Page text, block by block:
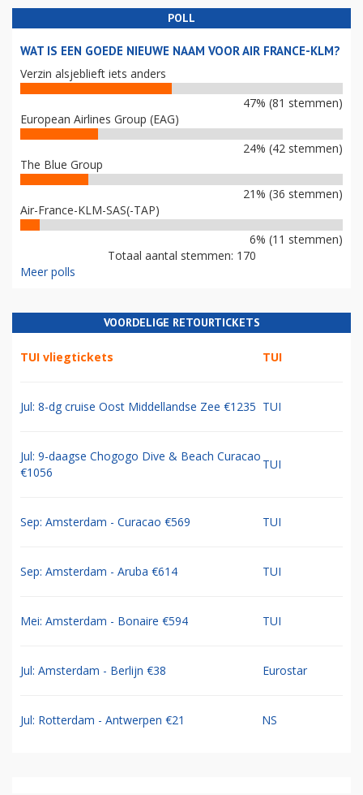
POLL
WAT IS EEN GOEDE NIEUWE NAAM VOOR AIR FRANCE-KLM?
Verzin alsjeblieft iets anders
47% (81 stemmen)
European Airlines Group (EAG)
24% (42 stemmen)
The Blue Group
21% (36 stemmen)
Air-France-KLM-SAS(-TAP)
6% (11 stemmen)
Totaal aantal stemmen: 170
Meer polls
VOORDELIGE RETOURTICKETS
TUI vliegtickets TUI
Jul: 8-dg cruise Oost Middellandse Zee €1235 TUI
Jul: 9-daagse Chogogo Dive & Beach Curacao
€1056
TUI
Sep: Amsterdam - Curacao €569 TUI
Sep: Amsterdam - Aruba €614 TUI
Mei: Amsterdam - Bonaire €594 TUI
Jul: Amsterdam - Berlijn €38 Eurostar
Jul: Rotterdam - Antwerpen €21 NS